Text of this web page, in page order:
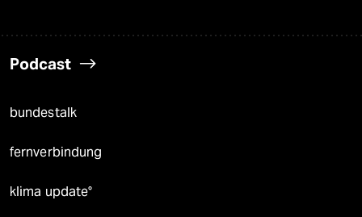
Podcast
bundestalk
fernverbindung
klima update°